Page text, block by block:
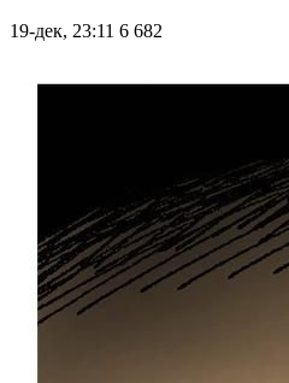
19-дек, 23:11 6 682